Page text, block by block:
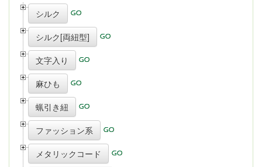
シルク
シルク[両紐型]
文字入り
麻ひも
蝋引き紐
ファッション系
メタリックコード